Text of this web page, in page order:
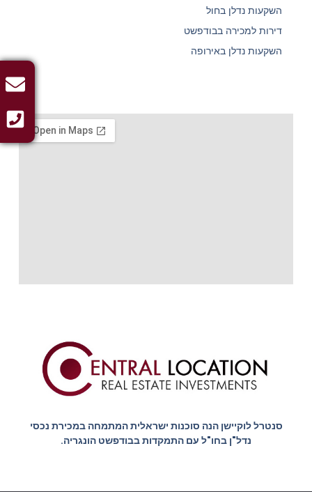
סנטרל לוקיישן הנה סוכנות ישראלית המתמחה במכירת נכסי
נדל"ן בחו"ל עם התמקדות בבודפשט הונגריה.
השקעות נדלן בחול
דירות למכירה בבודפשט
השקעות נדלן באירופה